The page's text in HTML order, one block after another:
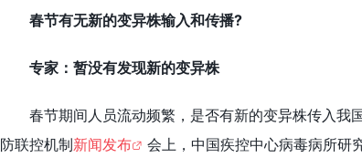
春节有无新的变异株输入和传播?
专家：暂没有发现新的变异株
春节期间人员流动频繁，是否有新的变异株传入我
防联控机制新闻发布
会上，中国疾控中心病毒病所研